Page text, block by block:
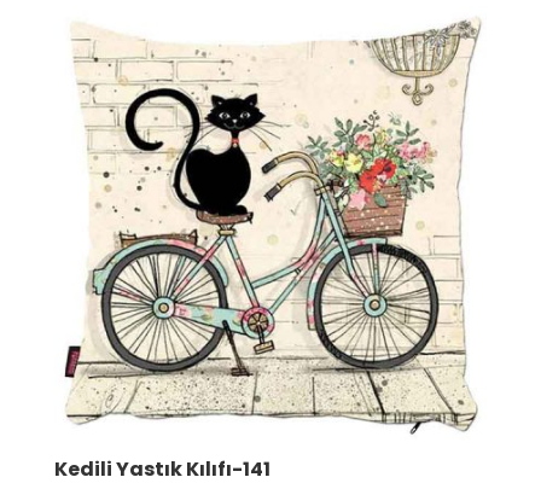
Kedili Yastık Kılıfı-141